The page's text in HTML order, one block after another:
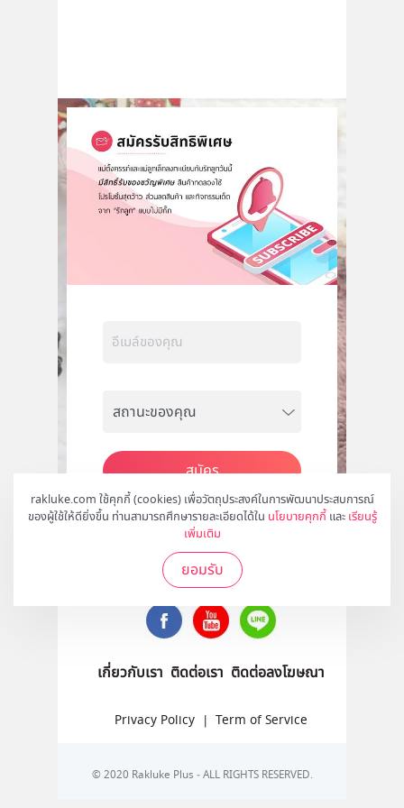
rakluke.com ใช้คุกกี้ (cookies) เพื่อวัตถุประสงค์ในการพัฒนาประสบการณ์
ของผู้ใช้ให้ดียิ่งขึ้น ท่านสามารถศึกษารายละเอียดได้ใน นโยบายคุกกี้ และ เรียนรู้
เพิ่มเติม
ยอมรับ
สมัคร
ติดตามเราได้ที่
เกี่ยวกับเรา ติดต่อเรา ติดต่อลงโฆษณา
Privacy Policy | Term of Service
© 2020 Rakluke Plus - ALL RIGHTS RESERVED.